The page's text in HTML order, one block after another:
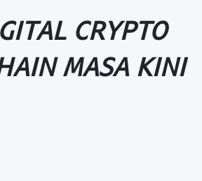
CRYPTO
MASA KINI